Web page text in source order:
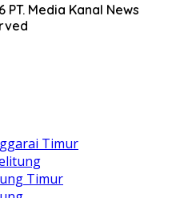
PT. Media Kanal News
Timur
Timur